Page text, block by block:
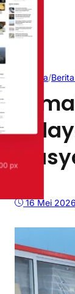
Beranda/
16 Mei 2026